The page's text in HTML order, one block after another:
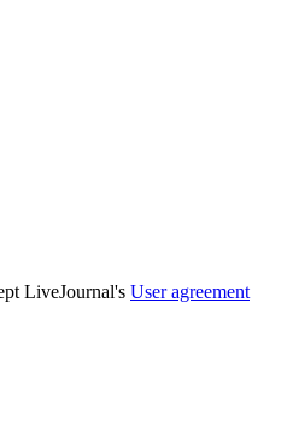
LiveJournal's User agreement